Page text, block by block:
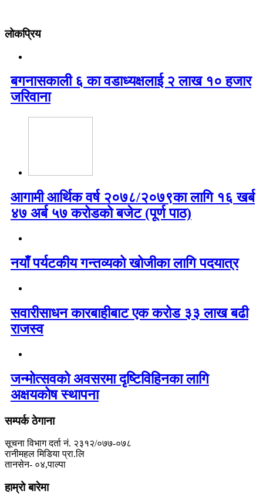
लोकप्रिय
बगनासकाली ६ का वडाध्यक्षलाई २ लाख १० हजार
जरिवाना
आगामी आर्थिक वर्ष २०७८/२०७९का लागि १६ खर्ब
४७ अर्ब ५७ करोडको बजेट (पूर्ण पाठ)
नयाँ पर्यटकीय गन्तव्यको खोजीका लागि पदयात्र
सवारीसाधन कारबाहीबाट एक करोड ३३ लाख बढी
राजस्व
जन्मोत्सवको अवसरमा दृष्टिविहिनका लागि
अक्षयकोष स्थापना
सम्पर्क ठेगाना
सूचना विभाग दर्ता नं. २३१२/०७७-०७८
रानीमहल मिडिया प्रा.लि
तानसेन- ०४,पाल्पा
हाम्रो बारेमा